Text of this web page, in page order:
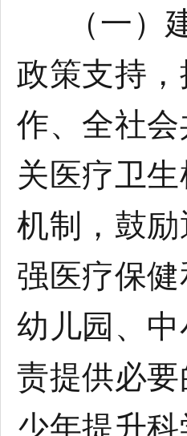
（一）
政策支持
作、全社
关医疗卫
机制，鼓
强医疗保
幼儿园、
责提供必
少年提升